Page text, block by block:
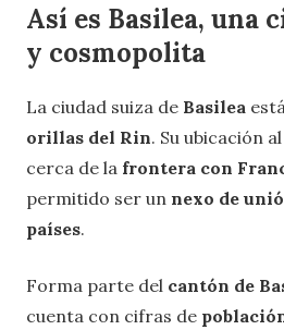
Así es Basilea, una
y cosmopolita
La ciudad suiza de Basilea
orillas del Rin. Su ubicación al
cerca de la frontera con
permitido ser un nexo de
países.
Forma parte del cantón de
cuenta con cifras de